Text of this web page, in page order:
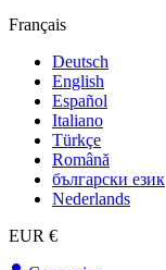
Français
Deutsch
English
Español
Italiano
Türkçe
Română
български език
Nederlands
EUR €